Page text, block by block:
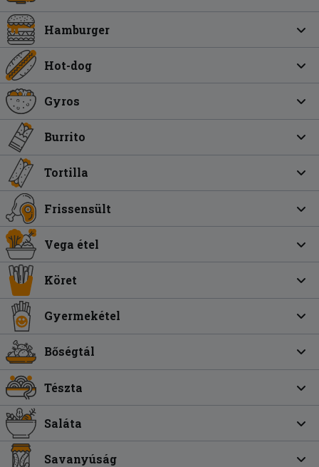
Hamburger
Hot-dog
Gyros
Burrito
Tortilla
Frissensült
Vega étel
Köret
Gyermekétel
Bőségtál
Tészta
Saláta
Savanyúság